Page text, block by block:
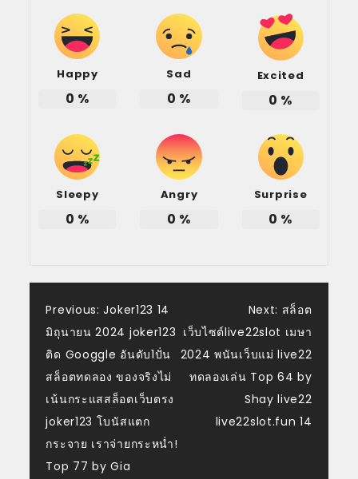
Happy
0 %
Sad
0 %
Excited
0 %
Sleepy
0 %
Angry
0 %
Surprise
0 %
แนะแนว
เรื่อง
Previous: Joker123 14
มิถุนายน 2024 joker123
ติด Googgle อันดับ1ปั่น
สล็อตทดลอง ของจริงไม่
เน้นกระแสสล็อตเว็บตรง
joker123 โบนัสแตก
กระจาย เราจ่ายกระหน่ำ!
Top 77 by Gia
Next: สล็อต
เว็บไซต์live22slot เมษา
2024 พนันเว็บแม่ live22
ทดลองเล่น Top 64 by
Shay live22
live22slot.fun 14